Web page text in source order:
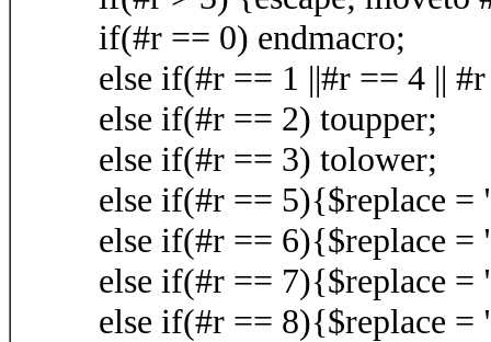
if(#r == 0) endmacro;
else if(#r == 1 ||#r == 4 ||
else if(#r == 2) toupper;
else if(#r == 3) tolower;
else if(#r == 5){$replace
else if(#r == 6){$replace
else if(#r == 7){$replace
else if(#r == 8){$replace